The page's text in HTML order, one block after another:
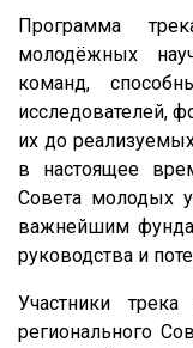
Программа
молодёжных
команд,
исследователей,
их до
в настоящее
Совета молодых
важнейшим
руководства и
Участники
регионального